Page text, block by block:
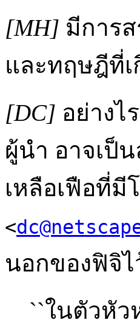
[MH] มีการ
และทฤษฎีที่
[DC] อย่าง
ผู้นำ อาจเป็
เหลือเฟือที่มี
<
นอกของฟิจิไ
``ในตัวหัว